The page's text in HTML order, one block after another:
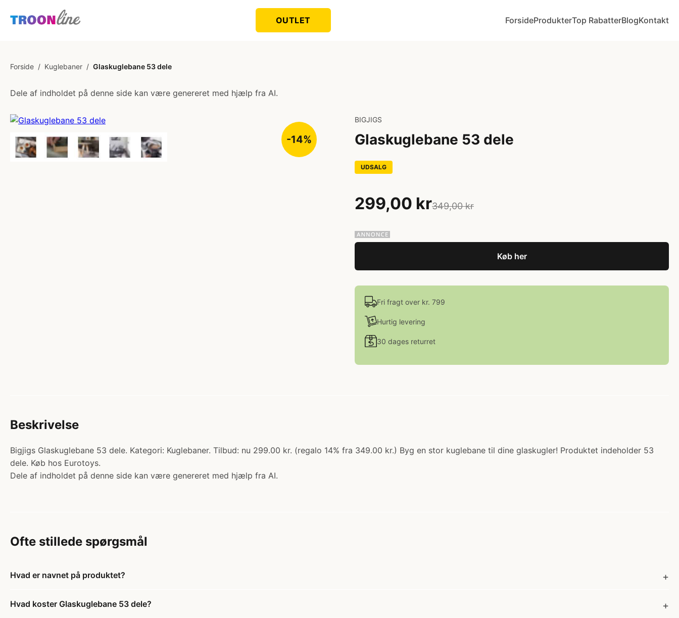
OUTLET ForsideProdukterTop RabatterBlogKontakt
Forside / Kuglebaner / Glaskuglebane 53 dele
Dele af indholdet på denne side kan være genereret med hjælp fra AI.
-14%
BIGJIGS
Glaskuglebane 53 dele
UDSALG
299,00 kr349,00 kr
Køb her
Fri fragt over kr. 799
Hurtig levering
30 dages returret
Beskrivelse
Bigjigs Glaskuglebane 53 dele. Kategori: Kuglebaner. Tilbud: nu 299.00 kr. (regalo 14% fra 349.00 kr.) Byg en stor kuglebane til dine glaskugler! Produktet indeholder 53
dele. Køb hos Eurotoys.
Dele af indholdet på denne side kan være genereret med hjælp fra AI.
Ofte stillede spørgsmål
Hvad er navnet på produktet?
Hvad koster Glaskuglebane 53 dele?